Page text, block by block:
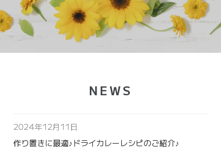
NEWS
2024年12月11日
作り置きに最適♪ドライカレーレシピのご紹介♪